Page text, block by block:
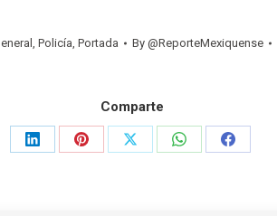
, Policía, Portada By @ReporteMexiquense
Comparte
Share
Share
Share
Share
Share